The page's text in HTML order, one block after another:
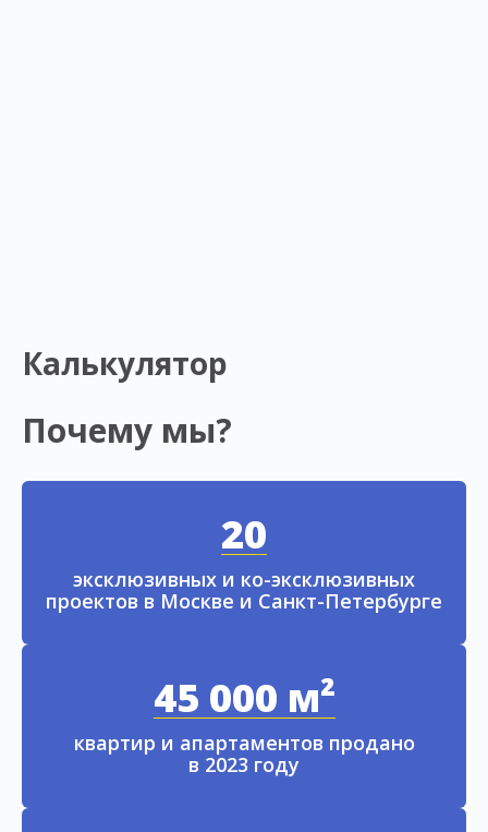
Калькулятор
Почему мы?
20
эксклюзивных и ко-эксклюзивных
проектов в Москве и Санкт-Петербурге
45 000 м²
квартир и апартаментов продано
в 2023 году